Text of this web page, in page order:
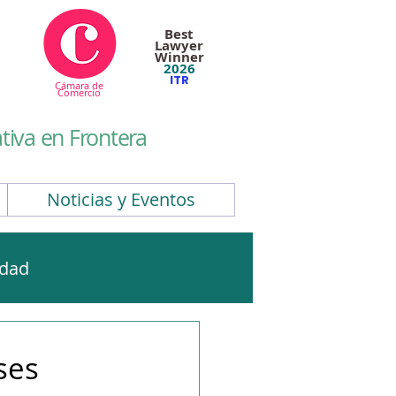
en Frontera
Best
Lawyer
Winner
2026
ITR
Cámara de
Comercio
Noticias y Eventos